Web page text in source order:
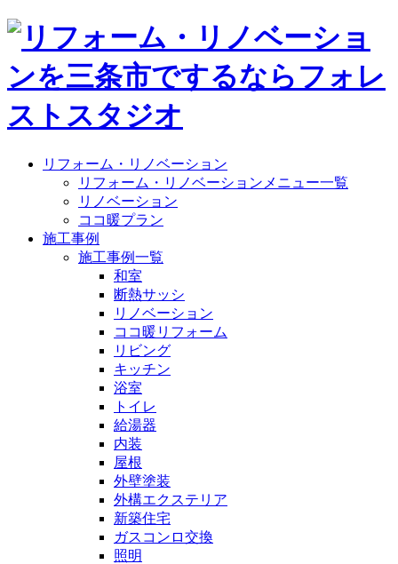
リフォーム・リノベーション
リフォーム・リノベーションメニュー一覧
リノベーション
ココ暖プラン
施工事例
施工事例一覧
和室
断熱サッシ
リノベーション
ココ暖リフォーム
リビング
キッチン
浴室
トイレ
給湯器
内装
屋根
外壁塗装
外構エクステリア
新築住宅
ガスコンロ交換
照明